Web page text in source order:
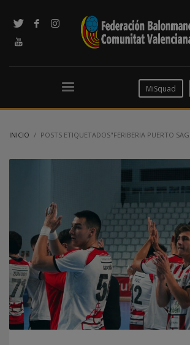
MiSquad
INICIO POSTS ETIQUETADOS"FERIBERIA PUERTO